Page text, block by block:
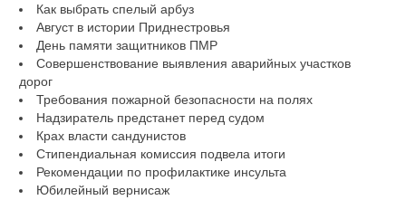
Как выбрать спелый арбуз
Август в истории Приднестровья
День памяти защитников ПМР
Совершенствование выявления аварийных участков
дорог
Требования пожарной безопасности на полях
Надзиратель предстанет перед судом
Крах власти сандунистов
Стипендиальная комиссия подвела итоги
Рекомендации по профилактике инсульта
Юбилейный вернисаж